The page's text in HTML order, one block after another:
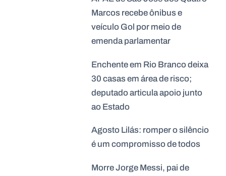
Marcos recebe ônibus e
veículo Gol por meio de
emenda parlamentar
Enchente em Rio Branco deixa
30 casas em área de risco;
deputado articula apoio junto
ao Estado
Agosto Lilás: romper o silêncio
é um compromisso de todos
Morre Jorge Messi, pai de